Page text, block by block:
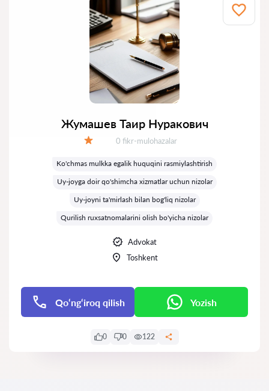
Жумашев Таир Нуракович
Fikrlar:
0 fikr-mulohazalar
Ko'chmas mulkka egalik huquqini rasmiylashtirish
Uy-joyga doir qo'shimcha xizmatlar uchun nizolar
Uy-joyni ta'mirlash bilan bog'liq nizolar
Qurilish ruxsatnomalarini olish bo'yicha nizolar
Advokat
Toshkent
Qo‘ng‘iroq qilish Yozish
0 0 122